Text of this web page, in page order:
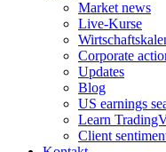
Market news
Live-Kurse
Corporate
Updates
Blog
US earnings
Learn
Client